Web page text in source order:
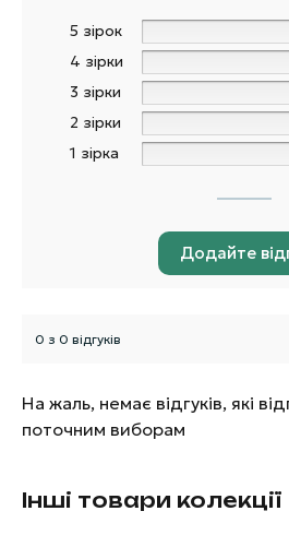
5 зірок
4 зірки
3 зірки
2 зірки
1 зірка
Додайте
0 з 0 відгуків
На жаль, немає відгуків, які
поточним виборам
Інші товари колекції